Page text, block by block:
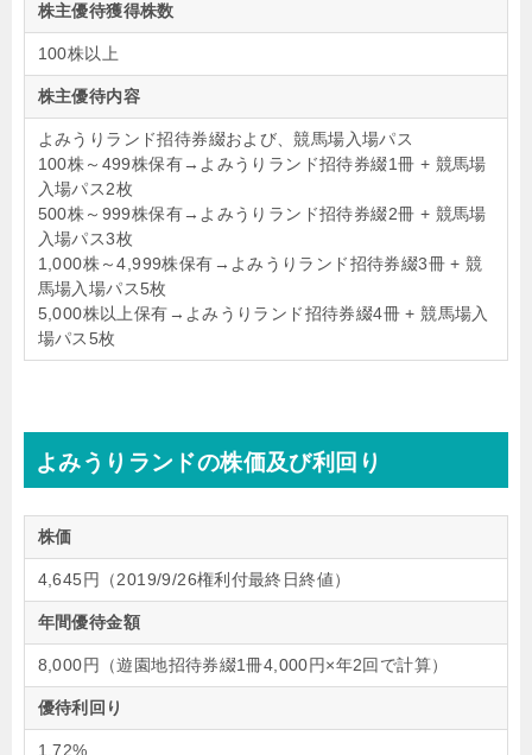
株主優待獲得株数
100株以上
株主優待内容
よみうりランド招待券綴および、競馬場入場パス
100株～499株保有→よみうりランド招待券綴1冊 + 競馬場
入場パス2枚
500株～999株保有→よみうりランド招待券綴2冊 + 競馬場
入場パス3枚
1,000株～4,999株保有→よみうりランド招待券綴3冊 + 競
馬場入場パス5枚
5,000株以上保有→よみうりランド招待券綴4冊 + 競馬場入
場パス5枚
よみうりランドの株価及び利回り
株価
4,645円（2019/9/26権利付最終日終値）
年間優待金額
8,000円（遊園地招待券綴1冊4,000円×年2回で計算）
優待利回り
1.72%